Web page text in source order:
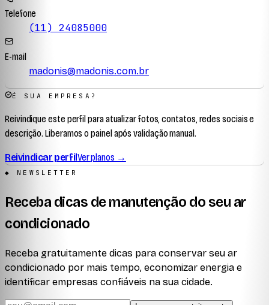
Telefone
(11) 24085000
E-mail
madonis@madonis.com.br
É SUA EMPRESA?
Reivindique este perfil para atualizar fotos, contatos, redes sociais e
descrição. Liberamos o painel após validação manual.
Reivindicar perfilVer planos →
◆ NEWSLETTER
Receba dicas de manutenção do seu ar
condicionado
Receba gratuitamente dicas para conservar seu ar
condicionado por mais tempo, economizar energia e
identificar empresas confiáveis na sua cidade.